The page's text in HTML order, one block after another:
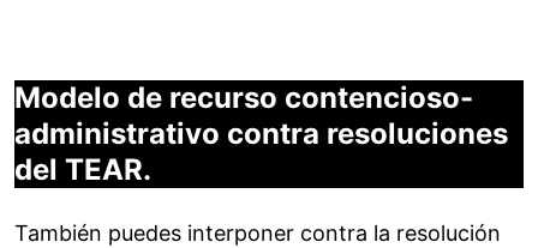
Modelo de recurso contencioso-
administrativo contra resoluciones
del TEAR.
También puedes interponer contra la resolución